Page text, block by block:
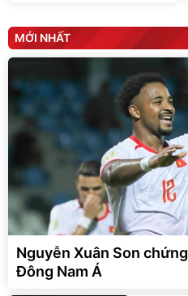
MỚI NHẤT
Nguyễn Xuân Son
Đông Nam Á